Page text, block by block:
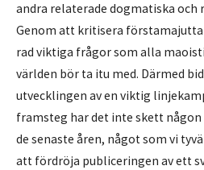
andra relaterade dogmatiska och
Genom att kritisera
rad viktiga frågor som alla
världen bör ta itu med. Därmed
utvecklingen av en viktig
framsteg har det inte skett
de senaste åren, något som vi
att fördröja publiceringen av ett